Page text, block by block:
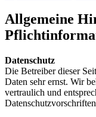
Allgemeine
Datenschutz
Die Betreiber dieser
Daten sehr ernst. Wir
vertraulich und